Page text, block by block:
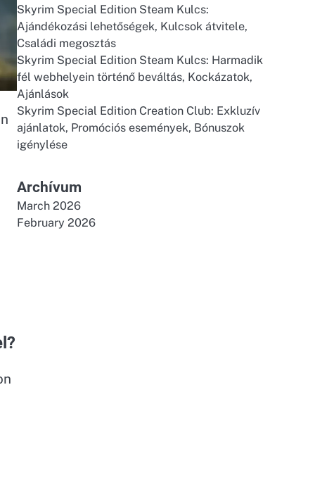
Skyrim Special Edition Steam Kulcs:
Ajándékozási lehetőségek, Kulcsok átvitele,
Családi megosztás
Skyrim Special Edition Steam Kulcs: Harmadik
fél webhelyein történő beváltás, Kockázatok,
Ajánlások
Skyrim Special Edition Creation Club: Exkluzív
ajánlatok, Promóciós események, Bónuszok
igénylése
Archívum
March 2026
February 2026